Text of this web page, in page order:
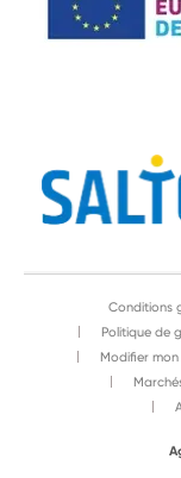
Conditions
Politique de
Modifier